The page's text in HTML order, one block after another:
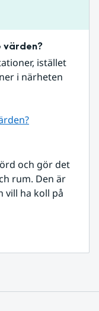
värden?
istället
i närheten
och gör det
rum. Den är
vill ha koll på